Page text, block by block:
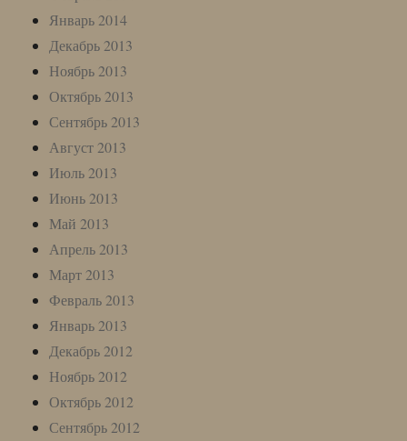
Январь 2014
Декабрь 2013
Ноябрь 2013
Октябрь 2013
Сентябрь 2013
Август 2013
Июль 2013
Июнь 2013
Май 2013
Апрель 2013
Март 2013
Февраль 2013
Январь 2013
Декабрь 2012
Ноябрь 2012
Октябрь 2012
Сентябрь 2012